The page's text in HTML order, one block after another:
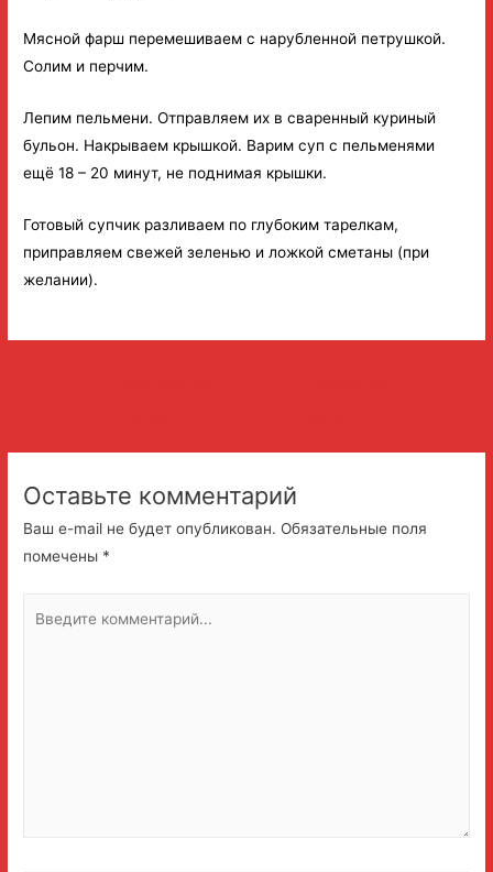
Мясной фарш перемешиваем с нарубленной петрушкой.
Солим и перчим.
Лепим пельмени. Отправляем их в сваренный куриный
бульон. Накрываем крышкой. Варим суп с пельменями
ещё 18 – 20 минут, не поднимая крышки.
Готовый супчик разливаем по глубоким тарелкам,
приправляем свежей зеленью и ложкой сметаны (при
желании).
записям
Оставьте комментарий
Ваш e-mail не будет опубликован. Обязательные поля
помечены *
комментарий...